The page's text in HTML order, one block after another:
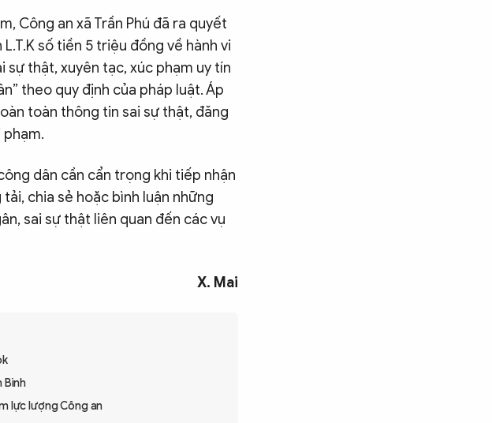
Công an xã Trần Phú đã ra quyết
số tiền 5 triệu đồng về hành vi
sự thật, xuyên tạc, xúc phạm uy tín
theo quy định của pháp luật. Áp
toàn thông tin sai sự thật, đăng
dân cần cẩn trọng khi tiếp nhận
chia sẻ hoặc bình luận những
sai sự thật liên quan đến các vụ
X. Mai
Bình
lực lượng Công an